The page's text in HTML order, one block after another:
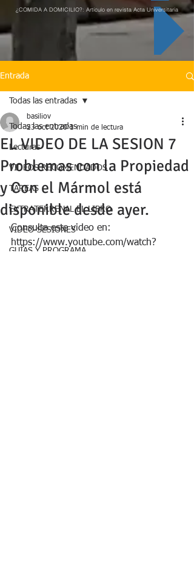
¿COMIDA A DOMICILIO?: Artículo en revista Acta Universitaria
Entrada
Todas las entradas
Lecturas
VIDEOS RECOMENDADOS
TAREAS
EXTRATERRENAL EL LIBRO
VIDEO-SESIONES
GUÍAS Y PROGRAMA
Todas las entradas
EL VIDEO DE LA SESION 7
Problemas con la Propiedad
y Con el Mármol está
disponible desde ayer.
basiliov
23 oct 2020 1 min de lectura
Consulta este video en:
https://www.youtube.com/watch?